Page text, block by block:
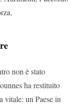
non è stato
ha restituito
vitale: un Paese in